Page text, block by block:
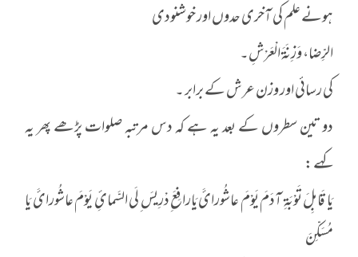
ہونے علم کی آخری حدوں اور خوشنودی
الرِّضا، وَزِنَةَ الْعَرْشِ۔
کی رسائی اور وزن عرش کے برابر ۔
دو تین سطروں کے بعد یہ ہے کہ دس مرتبہ صلوات پڑھے پھر یہ
کہے :
یَا قَابِلَ تَوْبَةِ آدَمَ یَوْمَ عاشُورائَ یَارافِعَ ِدْرِیسَ ِلَی السَّمائِ یَوْمَ عاشُورائَ یَا
مُسَکِّنَ